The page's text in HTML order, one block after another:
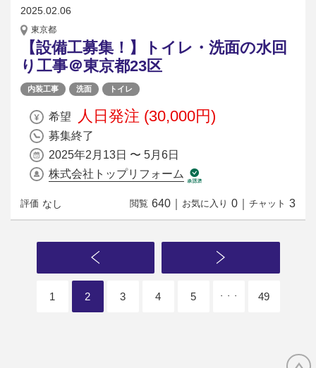
2025.02.06
東京都
【設備工募集！】トイレ・洗面の水回
り工事＠東京都23区
内装工事 洗面 トイレ
希望 人日発注 (30,000円)
募集終了
2025年2月13日 〜 5月6日
株式会社トップリフォーム
評価 なし 閲覧 640 お気に入り 0 チャット 3
1 2 3 4 5 ・・・ 49